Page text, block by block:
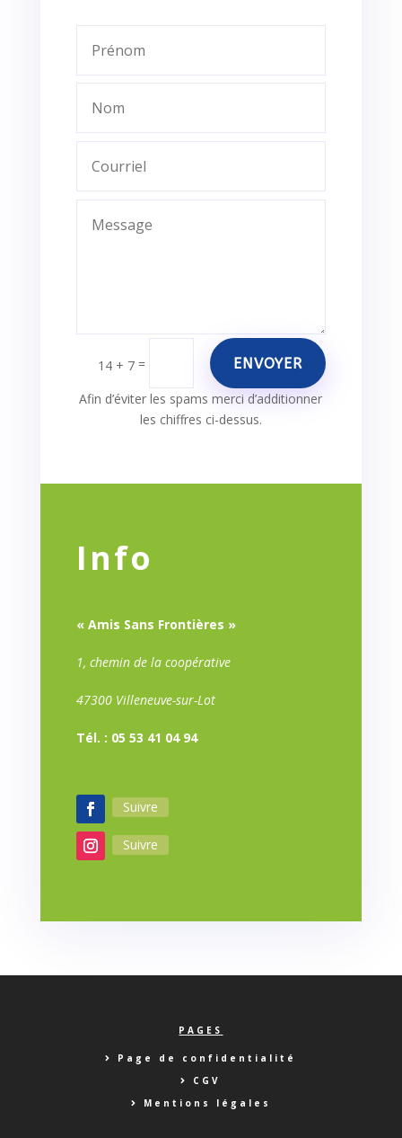
14 + 7 = ENVOYER
Afin d’éviter les spams merci d’additionner
les chiffres ci-dessus.
Info
« Amis Sans Frontières »
1, chemin de la coopérative
47300 Villeneuve-sur-Lot
Tél. : 05 53 41 04 94
Suivre
Suivre
PAGES
Page de confidentialité
CGV
Mentions légales